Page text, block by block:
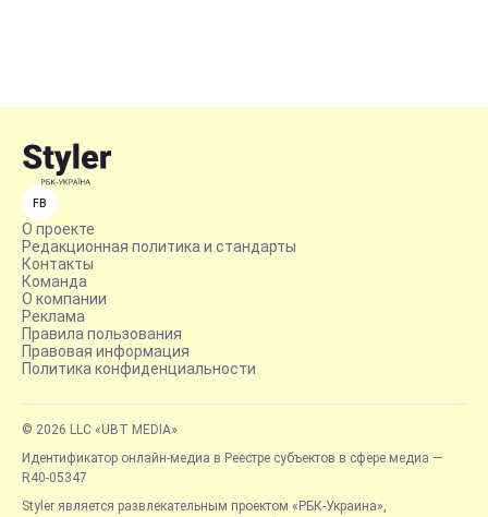
FB
О проекте
Редакционная политика и стандарты
Контакты
Команда
О компании
Реклама
Правила пользования
Правовая информация
Политика конфиденциальности
© 2026 LLC «UBT MEDIA»
Идентификатор онлайн-медиа в Реестре субъектов в сфере медиа —
R40-05347
Styler является развлекательным проектом «РБК-Украина»,